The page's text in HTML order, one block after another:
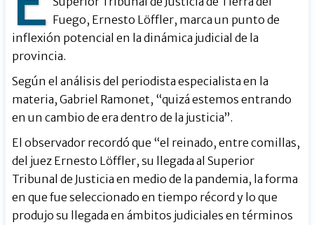
Fuego, Ernesto Löffler, marca un punto de
inflexión potencial en la dinámica judicial de la
provincia.
Según el análisis del periodista especialista en la
materia, Gabriel Ramonet, “quizá estemos entrando
en un cambio de era dentro de la justicia”.
El observador recordó que “el reinado, entre comillas,
del juez Ernesto Löffler, su llegada al Superior
Tribunal de Justicia en medio de la pandemia, la forma
en que fue seleccionado en tiempo récord y lo que
produjo su llegada en ámbitos judiciales en términos